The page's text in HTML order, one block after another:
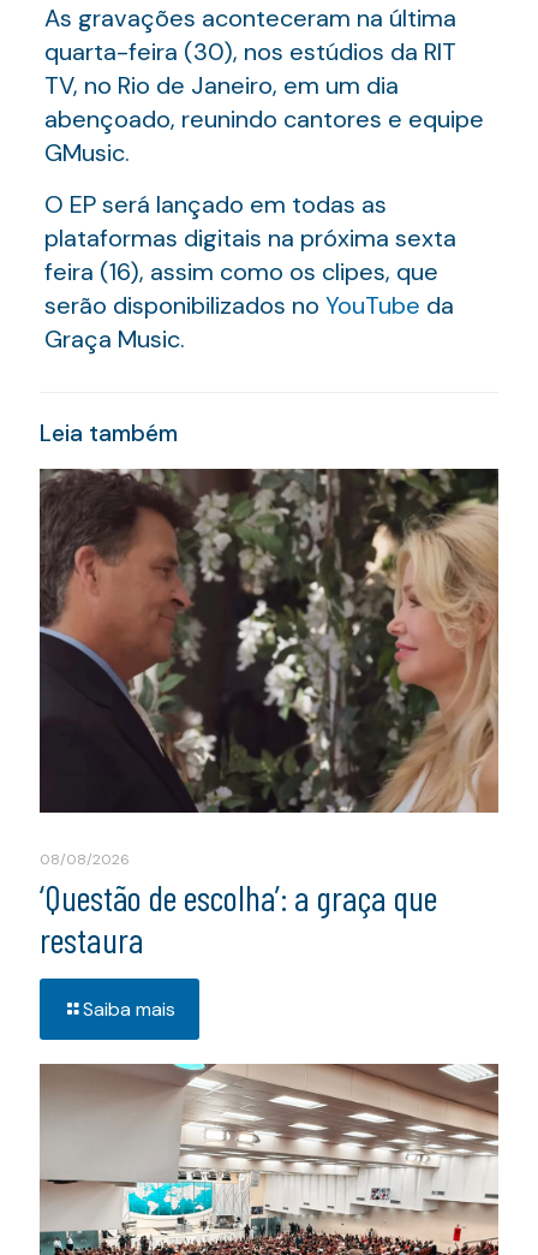
As gravações aconteceram na última
quarta-feira (30), nos estúdios da RIT
TV, no Rio de Janeiro, em um dia
abençoado, reunindo cantores e equipe
GMusic.
O EP será lançado em todas as
plataformas digitais na próxima sexta
feira (16), assim como os clipes, que
serão disponibilizados no YouTube da
Graça Music.
Leia também
08/08/2026
‘Questão de escolha’: a graça que
restaura
Saiba mais